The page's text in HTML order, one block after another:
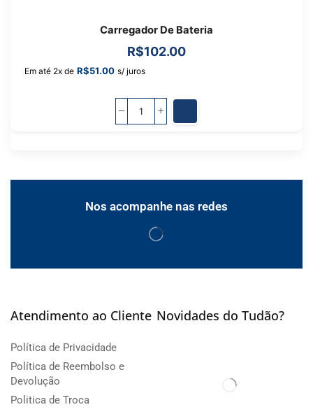
Carregador De Bateria
R$102.00
Em até 2x de R$51.00 s/ juros
Nos acompanhe nas redes
Atendimento ao Cliente
Política de Privacidade
Política de Reembolso e
Devolução
Politica de Troca
Novidades do Tudão?